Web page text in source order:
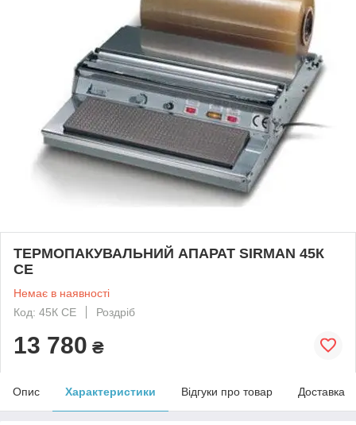
ТЕРМОПАКУВАЛЬНИЙ АПАРАТ SIRMAN 45К
СЕ
Немає в наявності
Код: 45К СЕ
Роздріб
13 780 ₴
Опис Характеристики Відгуки про товар Доставка